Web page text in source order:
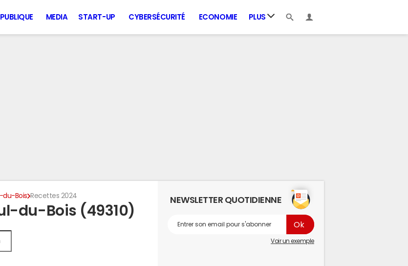
MEDIA START-UP CYBERSÉCURITÉ ECONOMIE PLUS
du-Bois Recettes 2024
du-Bois (49310)
NEWSLETTER QUOTIDIENNE
Voir un exemple